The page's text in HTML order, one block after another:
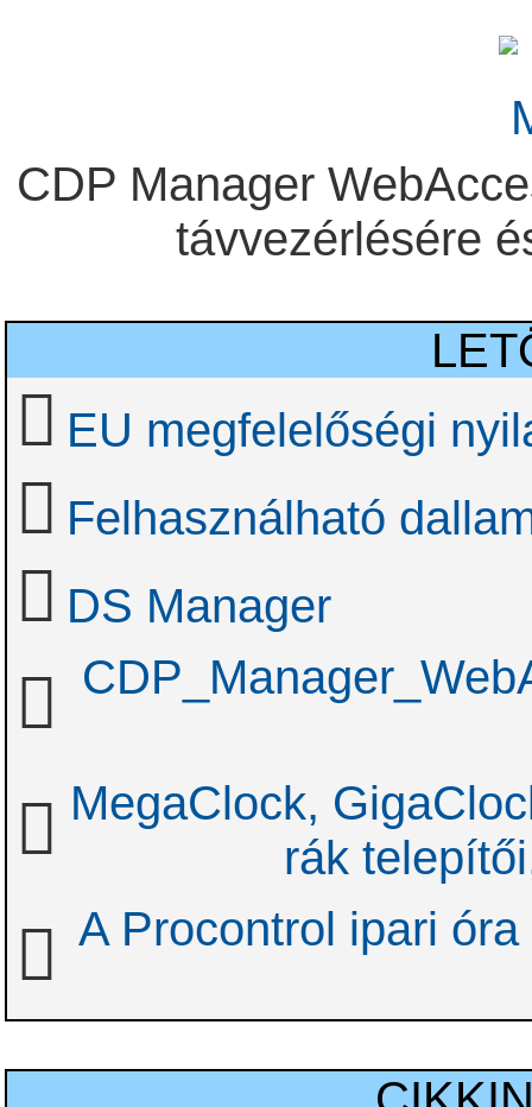
CDP Manager
távvezérlésére
EU megfelelőségi
Felhasználható
DS Manager
MegaClock,
rák
A Procontrol ipari